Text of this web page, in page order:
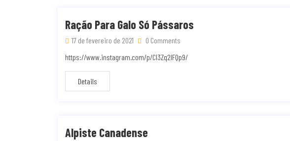
Ração Para Galo Só Pássaros
17 de fevereiro de 2021
0 Comments
https://www.instagram.com/p/CI3Zq2lFQp9/
Details
Alpiste Canadense